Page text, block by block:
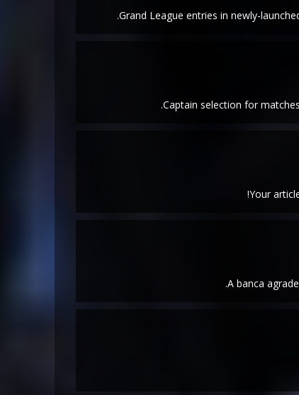
Grand League entries in newly-
Captain selection for
Your
A banca